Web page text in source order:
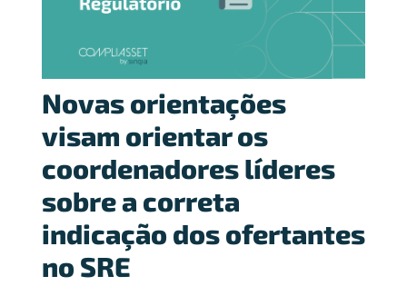
Novas orientações
visam orientar os
coordenadores líderes
sobre a correta
indicação dos ofertantes
no SRE